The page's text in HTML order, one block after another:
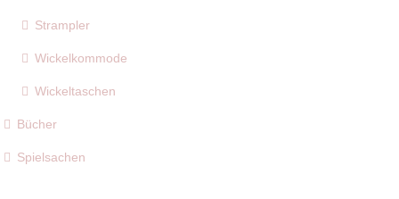
Strampler
Wickelkommode
Wickeltaschen
Bücher
Spielsachen